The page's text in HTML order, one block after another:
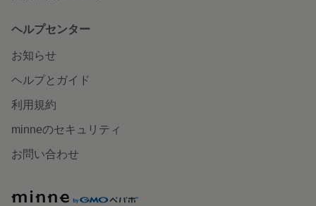
ヘルプセンター
お知らせ
ヘルプとガイド
利用規約
minneのセキュリティ
お問い合わせ